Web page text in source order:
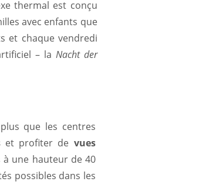
thermal est conçu
avec enfants que
et chaque vendredi
– la Nacht der
que les centres
et profiter de vues
à une hauteur de 40
possibles dans les